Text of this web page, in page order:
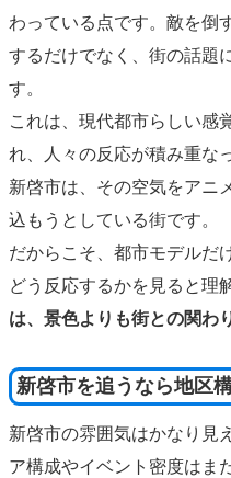
わっている点です。敵を倒
するだけでなく、街の話題
す。
これは、現代都市らしい感
れ、人々の反応が積み重な
新啓市は、その空気をアニ
込もうとしている街です。
だからこそ、都市モデルだ
どう反応するかを見ると理
は、景色よりも街との関わ
新啓市を追うなら地区
新啓市の雰囲気はかなり見
ア構成やイベント密度はま